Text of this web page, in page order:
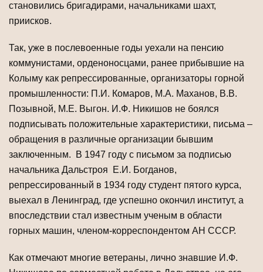
становились бригадирами, начальниками шахт,
приисков.
Так, уже в послевоенные годы уехали на пенсию
коммунистами, орденоносцами, ранее прибывшие на
Колыму как репрессированные, организаторы горной
промышленности: П.И. Комаров, М.А. Маханов, В.В.
Позывной, М.Е. Выгон. И.Ф. Никишов не боялся
подписывать положительные характеристики, письма –
обращения в различные организации бывшим
заключенным. В 1947 году с письмом за подписью
начальника Дальстроя Е.И. Богданов,
репрессированный в 1934 году студент пятого курса,
выехал в Ленинград, где успешно окончил институт, а
впоследствии стал известным ученым в области
горных машин, членом-корреспондентом АН СССР.
Как отмечают многие ветераны, лично знавшие И.Ф.